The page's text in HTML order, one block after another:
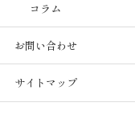
コラム
お問い合わせ
サイトマップ